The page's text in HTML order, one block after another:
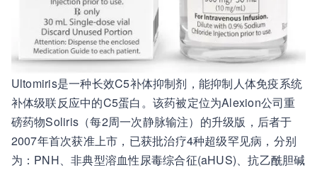
Ultomiris是一种长效C5补体抑制剂，能抑制人体免疫系统
补体级联反应中的C5蛋白。该药被定位为Alexion公司重
磅药物Soliris（每2周一次静脉输注）的升级版，后者于
2007年首次获准上市，已获批治疗4种超级罕见病，分别
为：PNH、非典型溶血性尿毒综合征(aHUS)、抗乙酰胆碱